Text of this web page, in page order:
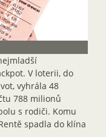
V loterii, do
vyhrála 48
788 milionů
s rodiči. Komu
spadla do klína